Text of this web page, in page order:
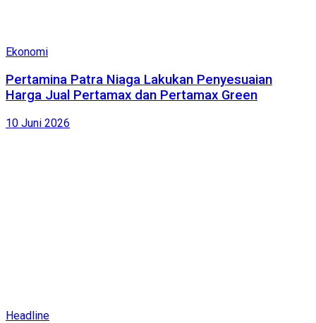
Ekonomi
Pertamina Patra Niaga Lakukan Penyesuaian
Harga Jual Pertamax dan Pertamax Green
10 Juni 2026
Headline